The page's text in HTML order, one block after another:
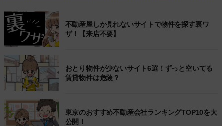
不動産屋しか見れないサイトで物件を探す裏ワ
ザ！【来店不要】
おとり物件が少ないサイト6選！ずっと空いてる
賃貸物件は危険？
東京のおすすめ不動産会社ランキングTOP10を大
公開！